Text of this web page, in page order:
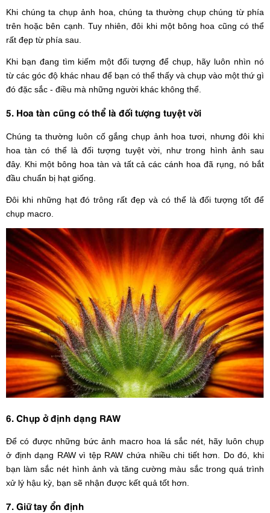
Khi chúng ta chụp ảnh hoa, chúng ta thường chụp chúng từ phía
trên hoặc bên cạnh. Tuy nhiên, đôi khi một bông hoa cũng có thể
rất đẹp từ phía sau.
Khi bạn đang tìm kiếm một đối tượng để chụp, hãy luôn nhìn nó
từ các góc độ khác nhau để bạn có thể thấy và chụp vào một thứ gì
đó đặc sắc - điều mà những người khác không thể.
5. Hoa tàn cũng có thể là đối tượng tuyệt vời
Chúng ta thường luôn cố gắng chụp ảnh hoa tươi, nhưng đôi khi
hoa tàn có thể là đối tượng tuyệt vời, như trong hình ảnh sau
đây. Khi một bông hoa tàn và tất cả các cánh hoa đã rụng, nó bắt
đầu chuẩn bị hạt giống.
Đôi khi những hạt đó trông rất đẹp và có thể là đối tượng tốt để
chụp macro.
6. Chụp ở định dạng RAW
Để có được những bức ảnh macro hoa lá sắc nét, hãy luôn chụp
ở định dạng RAW vì tệp RAW chứa nhiều chi tiết hơn. Do đó, khi
bạn làm sắc nét hình ảnh và tăng cường màu sắc trong quá trình
xử lý hậu kỳ, bạn sẽ nhận được kết quả tốt hơn.
7. Giữ tay ổn định